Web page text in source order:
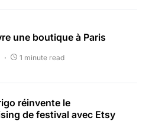
une boutique à Paris
1 minute read
réinvente le
de festival avec Etsy